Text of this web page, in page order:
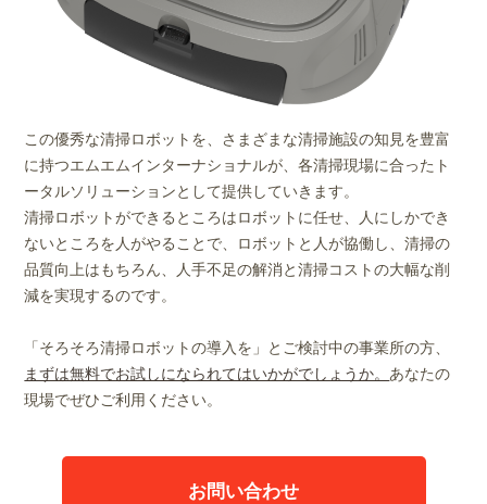
この優秀な清掃ロボットを、さまざまな清掃施設の知見を豊富
に持つエムエムインターナショナルが、各清掃現場に合ったト
ータルソリューションとして提供していきます。
清掃ロボットができるところはロボットに任せ、人にしかでき
ないところを人がやることで、ロボットと人が協働し、清掃の
品質向上はもちろん、人手不足の解消と清掃コストの大幅な削
減を実現するのです。
「そろそろ清掃ロボットの導入を」とご検討中の事業所の方、
まずは無料でお試しになられてはいかがでしょうか。あなたの
現場でぜひご利用ください。
お問い合わせ